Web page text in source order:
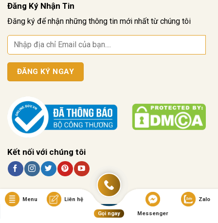
Đăng Ký Nhận Tin
Đăng ký để nhận những thông tin mới nhất từ chúng tôi
Kết nối với chúng tôi
Copyright © 2025 ANHVANG.VN | Không phục vụ cho người dưới 18 tuổi !
Menu Liên hệ
Gọi ngay Messenger
Zalo